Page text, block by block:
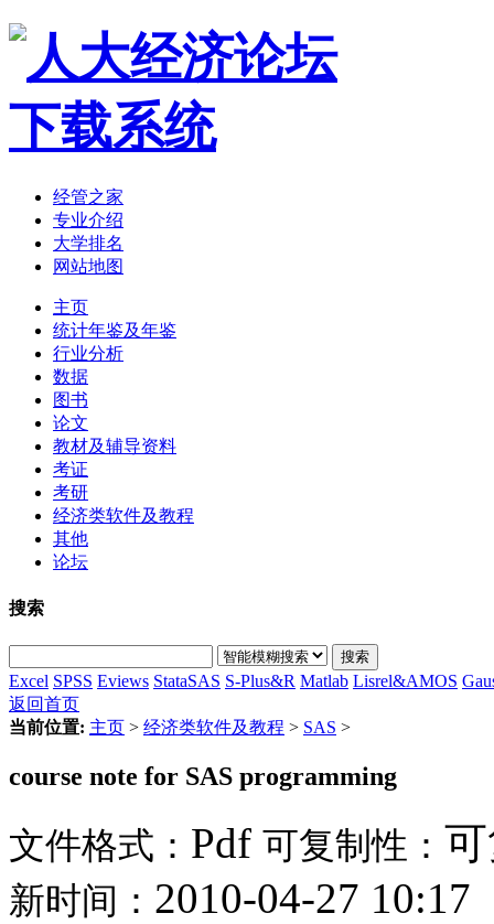
经管之家
专业介绍
大学排名
网站地图
主页
统计年鉴及年鉴
行业分析
数据
图书
论文
教材及辅导资料
考证
考研
经济类软件及教程
其他
论坛
搜索
搜索
Excel SPSS Eviews StataSAS S-Plus&R Matlab Lisrel&AMOS
返回首页
当前位置: 主页 > 经济类软件及教程 > SAS >
course note for SAS programming
文件格式： Pdf 可复制性：
新时间： 2010-04-27 10:17